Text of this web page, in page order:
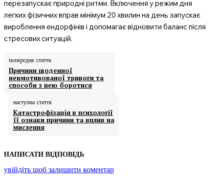
перезапускає природні ритми. Включення у режим дня
легких фізичних вправ мінімум 20 хвилин на день запускає
вироблення ендорфінів і допомагає відновити баланс після
стресових ситуацій.
попередня стаття
Причини щоденної
невмотивованої тривоги та
способи з нею боротися
наступна стаття
Катастрофізація в психології
її ознаки причини та вплив на
мислення
НАПИСАТИ ВІДПОВІДЬ
увійдіть щоб залишити коментар